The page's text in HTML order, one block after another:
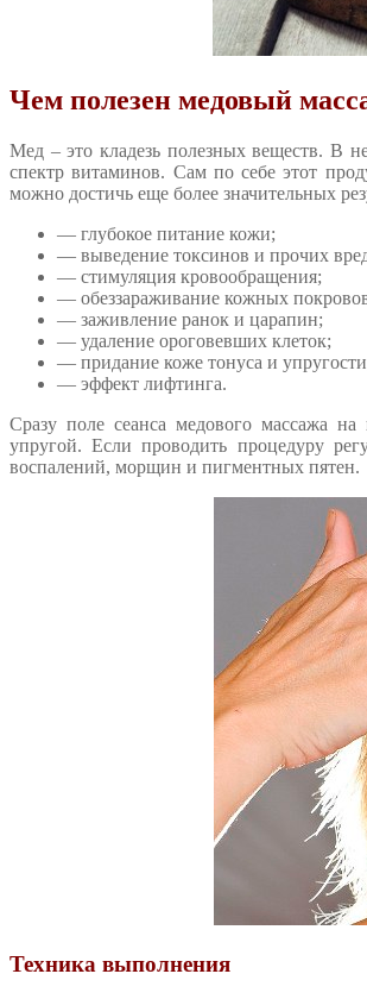
Чем полезен медовый
Мед – это кладезь полезных веществ. В
спектр витаминов. Сам по себе этот
можно достичь еще более значительных
— глубокое питание кожи;
— выведение токсинов и прочих
— стимуляция кровообращения;
— обеззараживание кожных
— заживление ранок и царапин;
— удаление ороговевших клеток;
— придание коже тонуса и
— эффект лифтинга.
Сразу поле сеанса медового массажа
упругой. Если проводить процедуру
воспалений, морщин и пигментных пятен.
Техника выполнения